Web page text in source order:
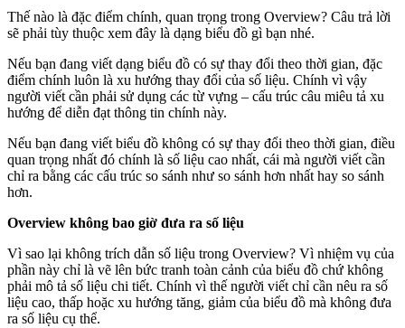
Thế nào là đặc điểm chính, quan trọng trong Overview? Câu trả lời
sẽ phải tùy thuộc xem đây là dạng biểu đồ gì bạn nhé.
Nếu bạn đang viết dạng biểu đồ có sự thay đổi theo thời gian, đặc
điểm chính luôn là xu hướng thay đổi của số liệu. Chính vì vậy
người viết cần phải sử dụng các từ vựng – cấu trúc câu miêu tả xu
hướng để diễn đạt thông tin chính này.
Nếu bạn đang viết biểu đồ không có sự thay đổi theo thời gian, điều
quan trọng nhất đó chính là số liệu cao nhất, cái mà người viết cần
chỉ ra bằng các cấu trúc so sánh như so sánh hơn nhất hay so sánh
hơn.
Overview không bao giờ đưa ra số liệu
Vì sao lại không trích dẫn số liệu trong Overview? Vì nhiệm vụ của
phần này chỉ là vẽ lên bức tranh toàn cảnh của biểu đồ chứ không
phải mô tả số liệu chi tiết. Chính vì thế người viết chỉ cần nêu ra số
liệu cao, thấp hoặc xu hướng tăng, giảm của biểu đồ mà không đưa
ra số liệu cụ thể.